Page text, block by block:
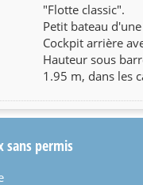
"Flotte classic".
Petit bateau
Cockpit arrière
Hauteur sous
1.95 m, dans les
sans permis